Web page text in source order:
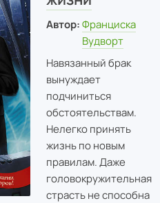
Автор: Франциска
Вудворт
Навязанный брак
вынуждает
подчиниться
обстоятельствам.
Нелегко принять
жизнь по новым
правилам. Даже
головокружительная
страсть не способна